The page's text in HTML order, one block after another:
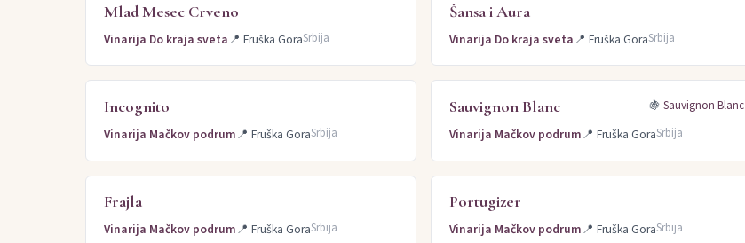
Mlad Mesec Crveno
Vinarija Do kraja sveta📍 Fruška GoraSrbija
Šansa i Aura
Vinarija Do kraja sveta📍Fruška GoraSrbija
Incognito
Vinarija Mačkov podrum📍 Fruška GoraSrbija
Sauvignon Blanc 🍇 Sauvignon Blanc
Vinarija Mačkov podrum📍Fruška GoraSrbija
Frajla
Vinarija Mačkov podrum📍 Fruška GoraSrbija
Portugizer
Vinarija Mačkov podrum📍Fruška GoraSrbija